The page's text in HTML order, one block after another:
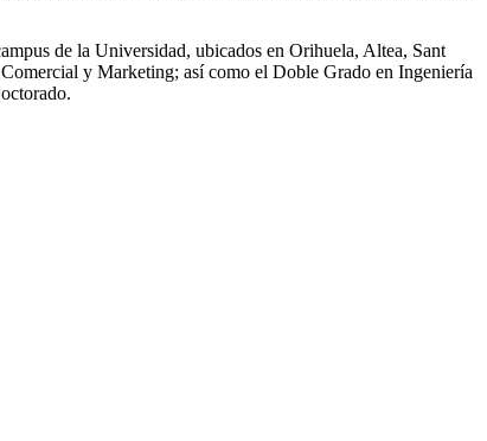
de la Universidad, ubicados en Orihuela, Altea, Sant
y Marketing; así como el Doble Grado en Ingeniería